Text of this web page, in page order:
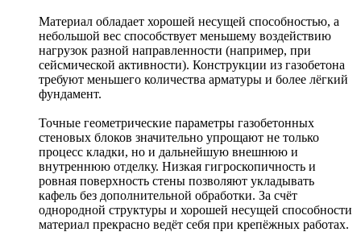
Материал обладает хорошей несущей способностью, а
небольшой вес способствует меньшему воздействию
нагрузок разной направленности (например, при
сейсмической активности). Конструкции из газобетона
требуют меньшего количества арматуры и более лёгкий
фундамент.
Точные геометрические параметры газобетонных
стеновых блоков значительно упрощают не только
процесс кладки, но и дальнейшую внешнюю и
внутреннюю отделку. Низкая гигроскопичность и
ровная поверхность стены позволяют укладывать
кафель без дополнительной обработки. За счёт
однородной структуры и хорошей несущей способности
материал прекрасно ведёт себя при крепёжных работах.